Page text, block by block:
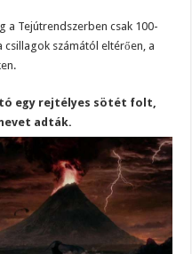
a Tejútrendszerben csak 100-
csillagok számától eltérően, a
egy rejtélyes sötét folt,
adták.